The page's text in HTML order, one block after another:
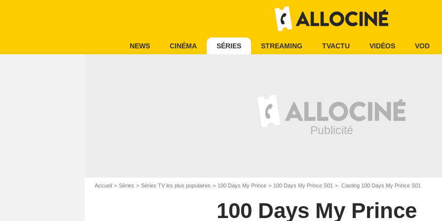
NEWS CINÉMA SÉRIES STREAMING TVACTU VIDÉOS VOD
Accueil Séries Séries TV les plus populaires 100 Days My Prince 100 Days My Prince S01 Casting 100 Days My Prince S01
100 Days My Prince